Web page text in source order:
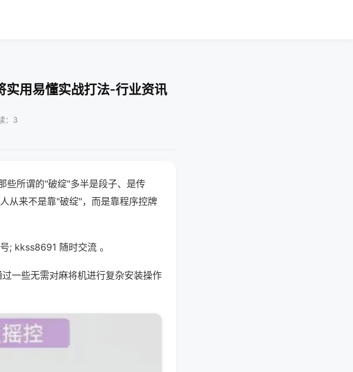
实用易懂实战打法-行业资讯
：3
些所谓的"破绽"多半是段子、是传
从来不是靠"破绽"，而是靠程序控牌
; kkss8691 随时交流 。
一些无需对麻将机进行复杂安装操作